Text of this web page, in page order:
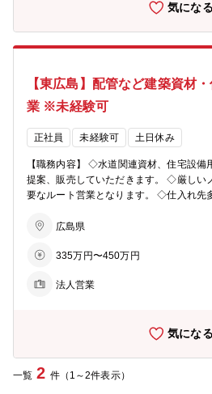
りを受けにくく、業界の安定性がありま
業マニュアルがあるため、安心して業務
1日のスケジュールの例： ・朝…メールチ
仕入先との折衝→外回り ・日中…客先事
提案や受注商品の打ち合わせ→帰社 ・夕
など→日報提出 ※見積もりや伝票処理は
行います。 ※20時に見積や伝票の入力
ウンされます。 ■評価制度：日報を1ヶ
準を満たせば認定試験を受ける権利が与
また、所属部署が予算を達成すれば賞与
が多く、スケールメリットが出せること
気になる
【東広島】配管など建築資材
業 ※未経験可
正社員 未経験可 土日休み
【職務内容】 ◇水道関連資材、住宅設備
提案、販売していただきます。 ◇厳しい
要なルート営業となります。 ◇仕入れ先
・営業先は、水道工事店（下請）、サブ
一人平均20～30社をご担当いただきます
ル管理／アフターメンテナンスのフォロ
りを受けにくく、業界の安定性がありま
が、早くて１～2ヶ月、遅くとも半年後に
広島県
335万円〜450万円
法人営業
気になる
一覧 2 件（1～2件表示）